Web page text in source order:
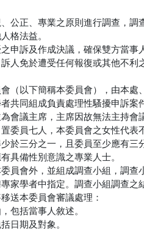
公正、專業之原則進行調查，調
格法益。
申訴及作成決議，確保雙方當事
人免於遭受任何報復或其他不利
（以下簡稱本委員會），由本處
共同組成負責處理性騷擾申訴案
會議主席，主席因故無法主持會
委員七人，本委員會之女性代表
於三分之一，且委員至少應有三
具備性別意識之專業人士。
員會外，並組成調查小組，調查
家學者中指定。調查小組調查之
送本委員會審議處理：
包括當事人敘述。
日期及對象。